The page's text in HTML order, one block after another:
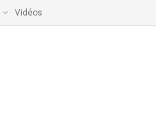
Vidéos